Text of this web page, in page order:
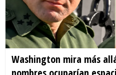
Washington mira más